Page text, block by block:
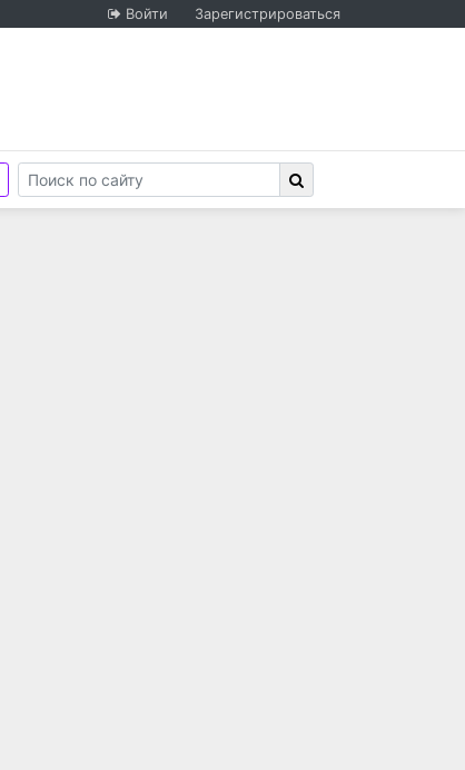
Войти Зарегистрироваться